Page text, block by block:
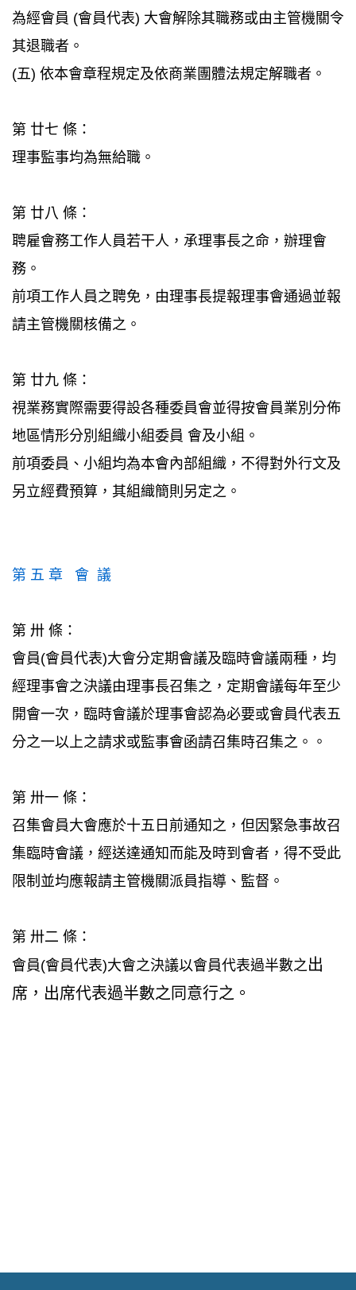
為經會員 (會員代表) 大會解除其職務或由主管機關令
其退職者。
(五) 依本會章程規定及依商業團體法規定解職者。
第 廿七 條：
理事監事均為無給職。
第 廿八 條：
聘雇會務工作人員若干人，承理事長之命，辦理會
務。
前項工作人員之聘免，由理事長提報理事會通過並報
請主管機關核備之。
第 廿九 條：
視業務實際需要得設各種委員會並得按會員業別分佈
地區情形分別組織小組委員 會及小組。
前項委員、小組均為本會內部組織，不得對外行文及
另立經費預算，其組織簡則另定之。
第 五 章 會 議
第 卅 條：
會員(會員代表)大會分定期會議及臨時會議兩種，均
經理事會之決議由理事長召集之，定期會議每年至少
開會一次，臨時會議於理事會認為必要或會員代表五
分之一以上之請求或監事會函請召集時召集之。。
第 卅一 條：
召集會員大會應於十五日前通知之，但因緊急事故召
集臨時會議，經送達通知而能及時到會者，得不受此
限制並均應報請主管機關派員指導、監督。
第 卅二 條：
會員(會員代表)大會之決議以會員代表過半數之出
席，出席代表過半數之同意行之。